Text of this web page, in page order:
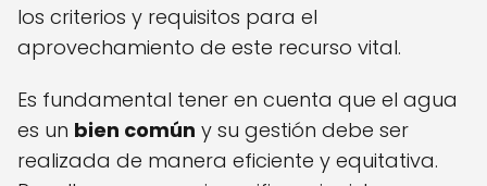
los criterios y requisitos para el
aprovechamiento de este recurso vital.
Es fundamental tener en cuenta que el agua
es un bien común y su gestión debe ser
realizada de manera eficiente y equitativa.